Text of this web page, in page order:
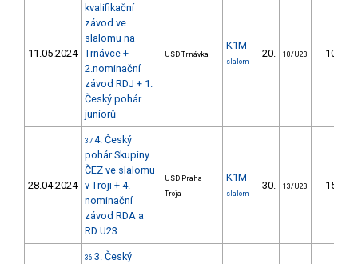
11.05.2024
kvalifikační
závod ve
slalomu na
Trnávce +
2.nominační
závod RDJ + 1.
Český pohár
juniorů
USD Trnávka
K1M
slalom
20. 10/U23 10.00
28.04.2024
37 4. Český
pohár Skupiny
ČEZ ve slalomu
v Troji + 4.
nominační
závod RDA a
RD U23
USD Praha
Troja
K1M
slalom
30. 13/U23 15.97
36 3. Český